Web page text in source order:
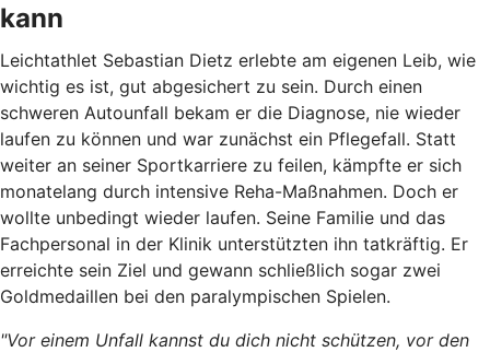
kann
Leichtathlet Sebastian Dietz erlebte am eigenen Leib, wie
wichtig es ist, gut abgesichert zu sein. Durch einen
schweren Autounfall bekam er die Diagnose, nie wieder
laufen zu können und war zunächst ein Pflegefall. Statt
weiter an seiner Sportkarriere zu feilen, kämpfte er sich
monatelang durch intensive Reha-Maßnahmen. Doch er
wollte unbedingt wieder laufen. Seine Familie und das
Fachpersonal in der Klinik unterstützten ihn tatkräftig. Er
erreichte sein Ziel und gewann schließlich sogar zwei
Goldmedaillen bei den paralympischen Spielen.
"Vor einem Unfall kannst du dich nicht schützen, vor den